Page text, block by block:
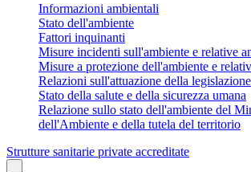
Informazioni ambientali
Stato dell'ambiente
Fattori inquinanti
Misure incidenti sull'ambiente e relative
Misure a protezione dell'ambiente e
Relazioni sull'attuazione della legislazione
Stato della salute e della sicurezza umana
Relazione sullo stato dell'ambiente del
dell'Ambiente e della tutela del territorio
Strutture sanitarie private accreditate